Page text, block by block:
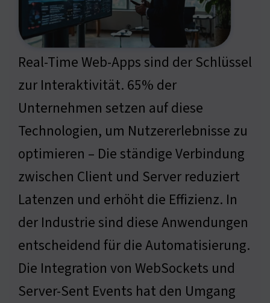
Real-Time Web-Apps sind der Schlüssel
zur Interaktivität. 65% der
Unternehmen setzen auf diese
Technologien, um Nutzererlebnisse zu
optimieren – Die ständige Verbindung
zwischen Client und Server reduziert
Latenzen und erhöht die Effizienz. In
der Industrie sind diese Anwendungen
entscheidend für die Automatisierung.
Die Integration von WebSockets und
Server-Sent Events hat den Umgang